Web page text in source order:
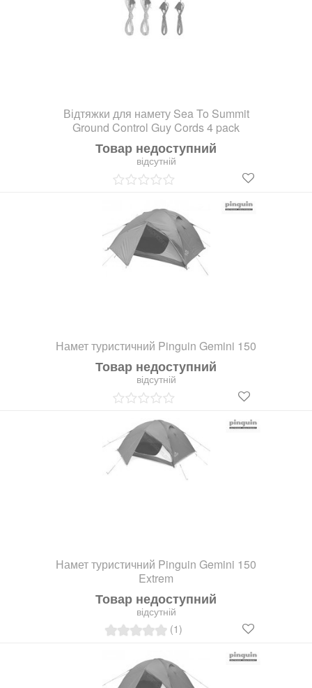
Відтяжки для намету Sea To Summit
Ground Control Guy Cords 4 pack
Товар недоступний
відсутній
Намет туристичний Pinguin Gemini 150
Товар недоступний
відсутній
Намет туристичний Pinguin Gemini 150
Extrem
Товар недоступний
відсутній
(1)